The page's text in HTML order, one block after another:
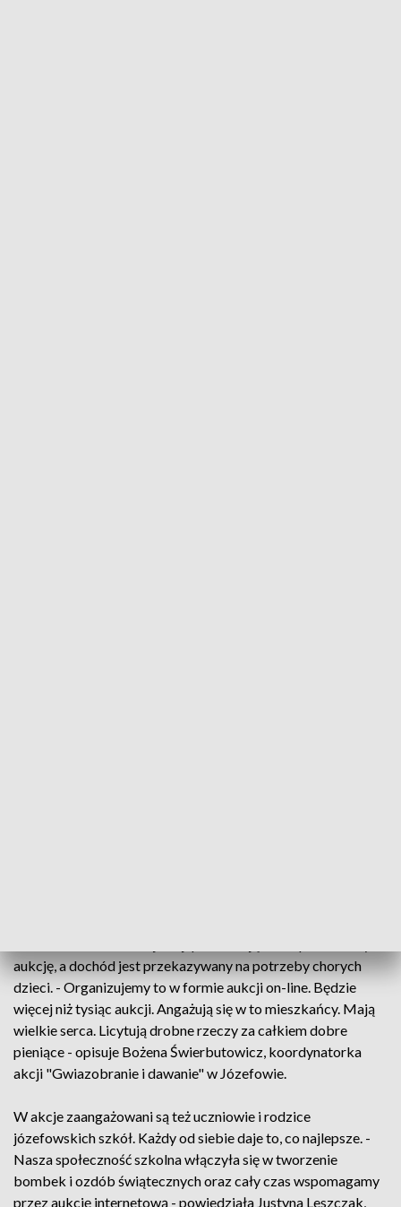
aukcję, a dochód jest przekazywany na potrzeby chorych
dzieci. - Organizujemy to w formie aukcji on-line. Będzie
więcej niż tysiąc aukcji. Angażują się w to mieszkańcy. Mają
wielkie serca. Licytują drobne rzeczy za całkiem dobre
pieniące - opisuje Bożena Świerbutowicz, koordynatorka
akcji "Gwiazobranie i dawanie" w Józefowie.
W akcje zaangażowani są też uczniowie i rodzice
józefowskich szkół. Każdy od siebie daje to, co najlepsze. -
Nasza społeczność szkolna włączyła się w tworzenie
bombek i ozdób świątecznych oraz cały czas wspomagamy
przez aukcję internetową - powiedziała Justyna Leszczak,